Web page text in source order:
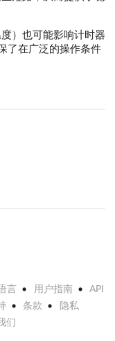
）也可能影响计时器
了在广泛的操作条件
言 用户指南
API
条款
隐私
们